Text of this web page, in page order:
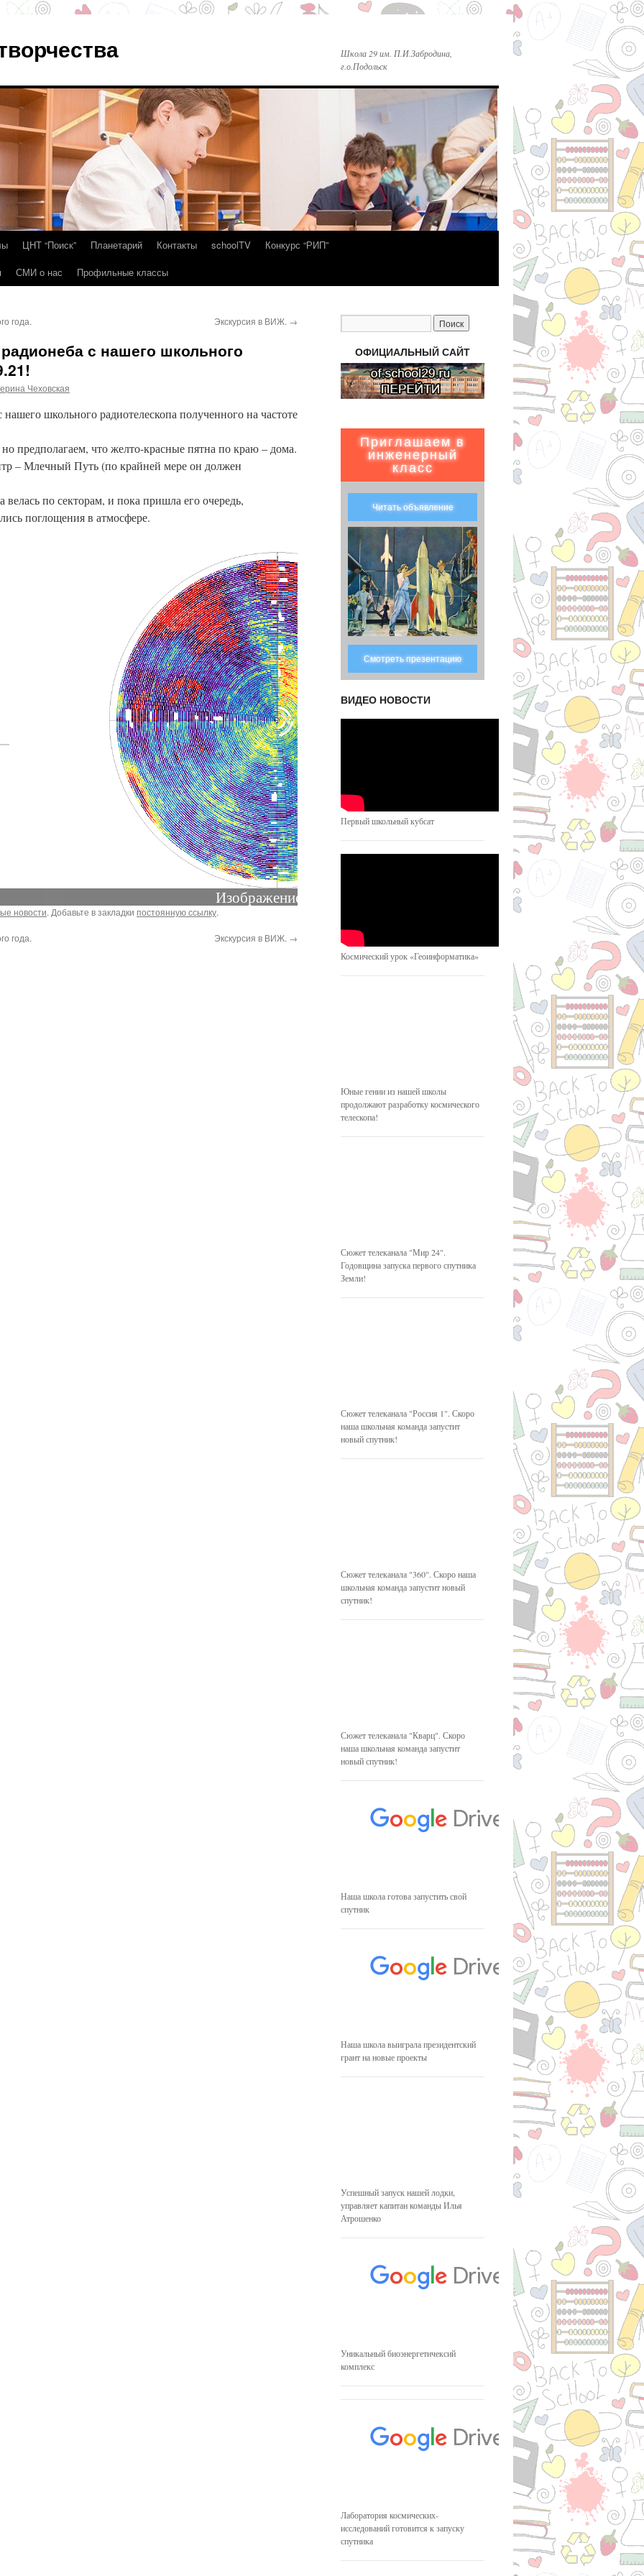
Школа 29 им. П.И.Забродина,
г.о.Подольск
ЦНТ “Поиск” Планетарий Контакты schoolTV
Конкурс “РИП”
СМИ о нас Профильные классы
года. Экскурсия в ВИЖ. →
с нашего школьного
Чеховская
школьного радиотелескопа полученного на частоте
предполагаем, что желто-красные пятна по краю – дома.
– Млечный Путь (по крайней мере он должен
по секторам, и пока пришла его очередь,
поглощения в атмосфере.
новости. Добавьте в закладки постоянную ссылку.
года. Экскурсия в ВИЖ. →
ОФИЦИАЛЬНЫЙ САЙТ
Приглашаем в
инженерный
класс
Читать объявление
Смотреть презентацию
ВИДЕО НОВОСТИ
Первый школьный кубсат
Космический урок «Геоинформатика»
Юные гении из нашей школы
продолжают разработку космического
телескопа!
Сюжет телеканала "Мир 24".
Годовщина запуска первого спутника
Земли!
Сюжет телеканала "Россия 1". Скоро
наша школьная команда запустит
новый спутник!
Сюжет телеканала "360". Скоро наша
школьная команда запустит новый
спутник!
Сюжет телеканала "Кварц". Скоро
наша школьная команда запустит
новый спутник!
Наша школа готова запустить свой
спутник
Наша школа выиграла президентский
грант на новые проекты
Успешный запуск нашей лодки,
управляет капитан команды Илья
Атрошенко
Уникальный биоэнергетичексий
комплекс
Лаборатория космических-
исследований готовится к запуску
спутника